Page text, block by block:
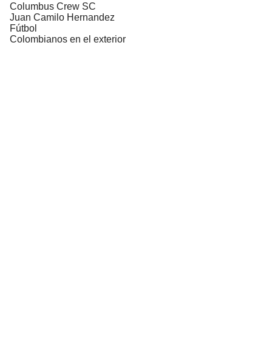
Columbus Crew SC
Juan Camilo Hernandez
Fútbol
Colombianos en el exterior